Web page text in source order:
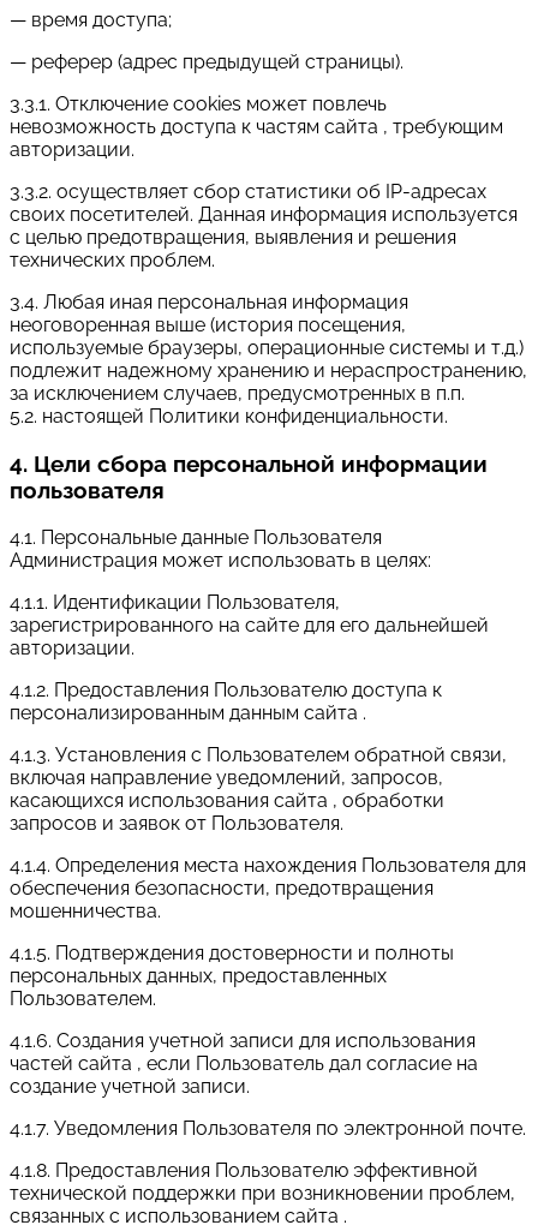
— время доступа;
— реферер (адрес предыдущей страницы).
3.3.1. Отключение cookies может повлечь
невозможность доступа к частям сайта , требующим
авторизации.
3.3.2. осуществляет сбор статистики об IP-адресах
своих посетителей. Данная информация используется
с целью предотвращения, выявления и решения
технических проблем.
3.4. Любая иная персональная информация
неоговоренная выше (история посещения,
используемые браузеры, операционные системы и т.д.)
подлежит надежному хранению и нераспространению,
за исключением случаев, предусмотренных в п.п.
5.2. настоящей Политики конфиденциальности.
4. Цели сбора персональной информации
пользователя
4.1. Персональные данные Пользователя
Администрация может использовать в целях:
4.1.1. Идентификации Пользователя,
зарегистрированного на сайте для его дальнейшей
авторизации.
4.1.2. Предоставления Пользователю доступа к
персонализированным данным сайта .
4.1.3. Установления с Пользователем обратной связи,
включая направление уведомлений, запросов,
касающихся использования сайта , обработки
запросов и заявок от Пользователя.
4.1.4. Определения места нахождения Пользователя для
обеспечения безопасности, предотвращения
мошенничества.
4.1.5. Подтверждения достоверности и полноты
персональных данных, предоставленных
Пользователем.
4.1.6. Создания учетной записи для использования
частей сайта , если Пользователь дал согласие на
создание учетной записи.
4.1.7. Уведомления Пользователя по электронной почте.
4.1.8. Предоставления Пользователю эффективной
технической поддержки при возникновении проблем,
связанных с использованием сайта .